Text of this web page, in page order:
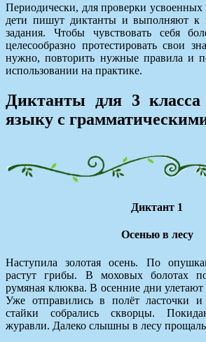
Периодически, для проверки
дети пишут диктанты и выполняют к
задания. Чтобы чувствовать себя
целесообразно протестировать свои
нужно, повторить нужные правила и
использовании на практике.
Диктанты для 3 класса
языку с
Диктант 1
Осенью в лесу
Наступила золотая осень. По
растут грибы. В моховых болотах
румяная клюква. В осенние дни
Уже отправились в полёт ласточки
стайки собрались скворцы.
журавли. Далеко слышны в лесу